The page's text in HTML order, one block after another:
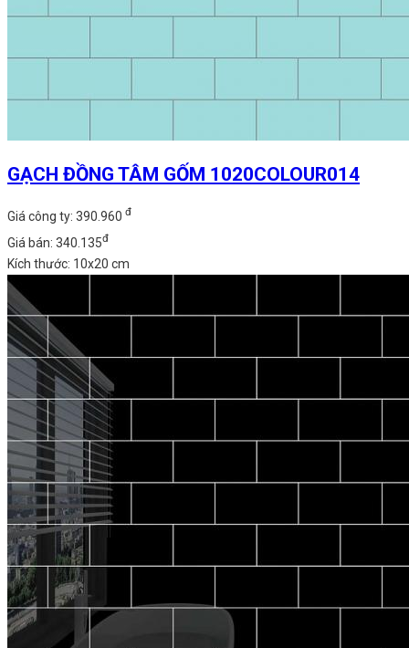
GẠCH ĐỒNG TÂM GỐM 1020COLOUR014
Giá công ty: 390.960 đ
Giá bán: 340.135đ
Kích thước: 10x20 cm